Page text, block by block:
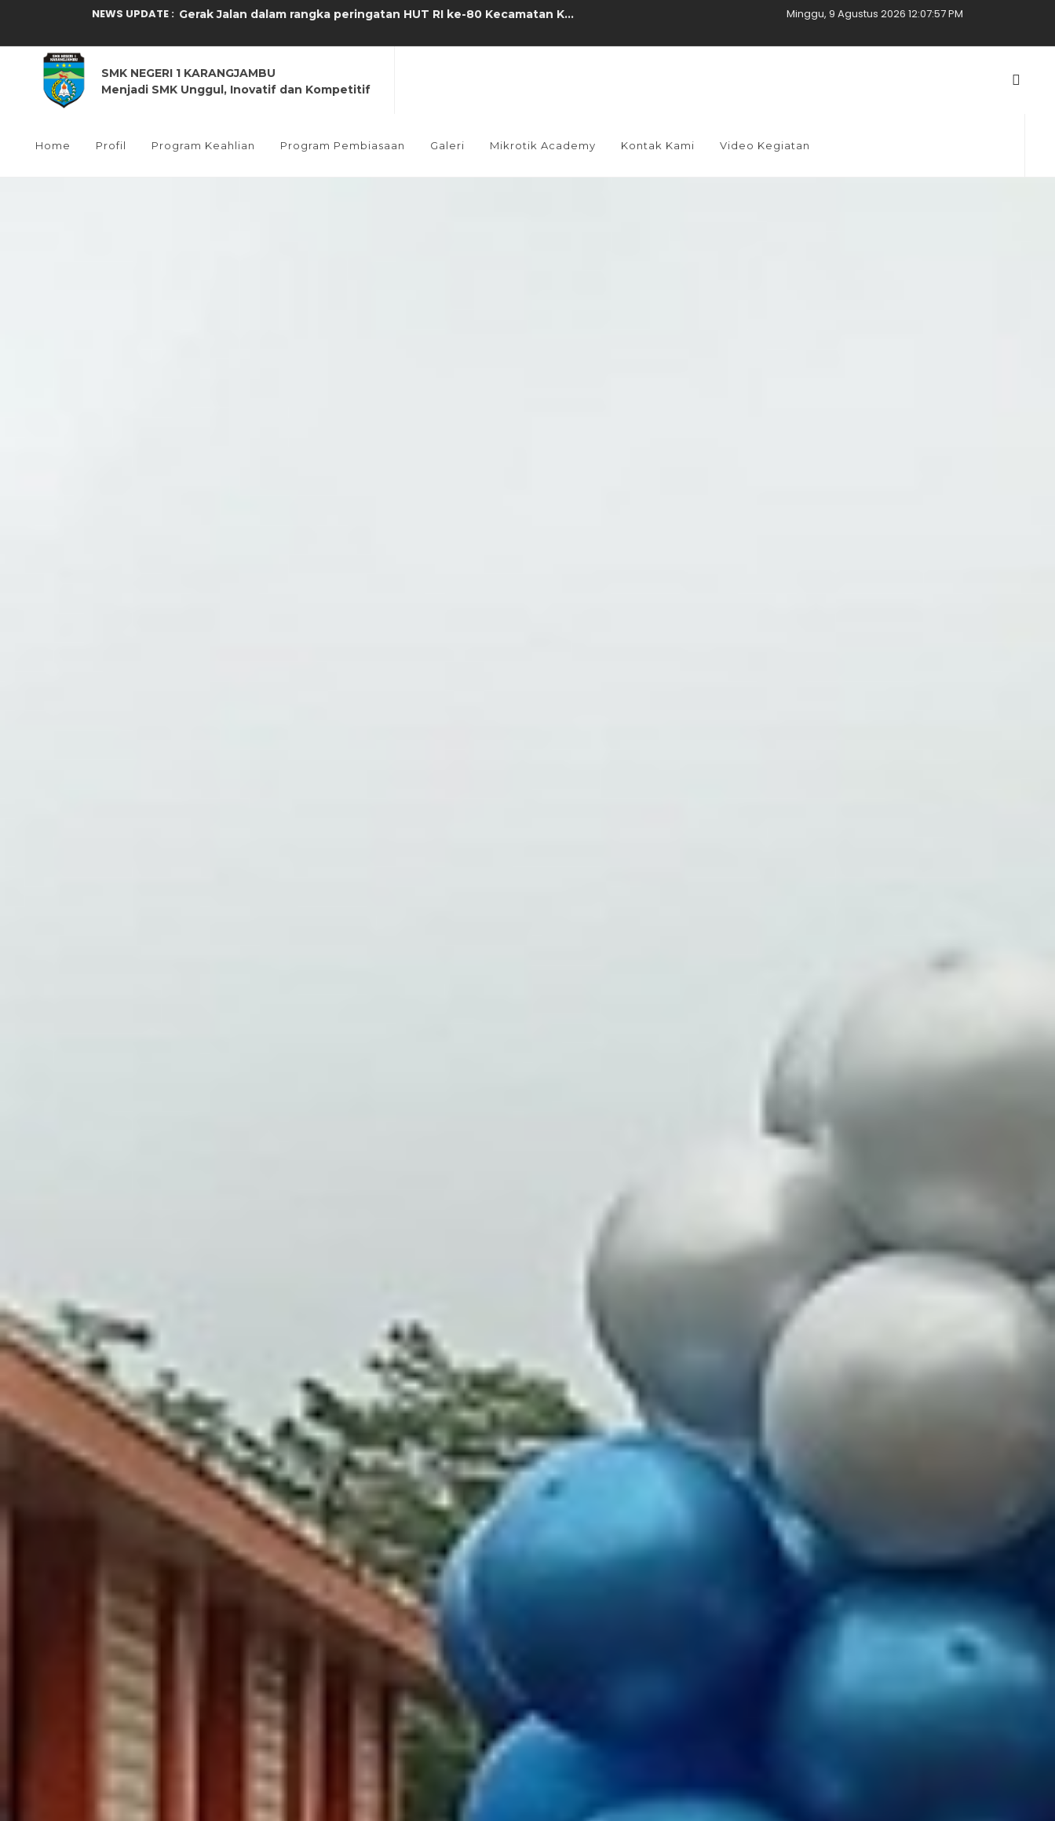
NEWS UPDATE :
Seleksi Paskriba Kecamatan Karangjambu di SMK N 1 Karangjamb...
Sosialisasi dan Screening Kesehatan Oleh Puskesmas Karangjam...
Kegiatan Pembuakaan Penerimaan Tamu Ambalan Tahun Ajaran 202...
Realisasi Penggunaan dana BOS Tahap 1 Tahun 2025...
Minggu, 9 Agustus 2026 12:08:00 PM
SMK NEGERI 1 KARANGJAMBU
Menjadi SMK Unggul, Inovatif dan Kompetitif
Home Profil Program Keahlian Program Pembiasaan Galeri Mikrotik Academy Kontak Kami Video Kegiatan